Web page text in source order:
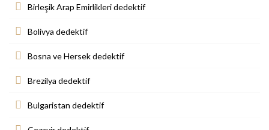
Birleşik Arap Emirlikleri dedektif
Bolivya dedektif
Bosna ve Hersek dedektif
Brezilya dedektif
Bulgaristan dedektif